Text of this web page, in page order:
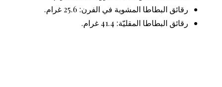
رقائق البطاطا المشوية في الفرن: 25.6 غرام.
رقائق البطاطا المقليّة: 41.4 غرام.